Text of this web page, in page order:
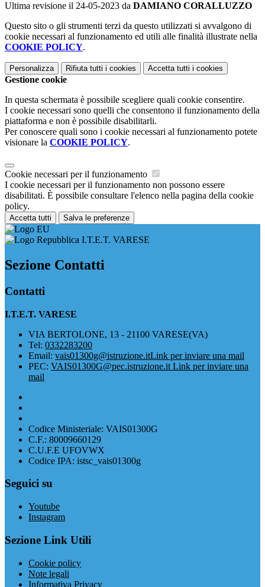
Ultima revisione il 24-05-2023 da DAMIANO CORALLUZZO
Questo sito o gli strumenti terzi da questo utilizzati si avvalgono di
cookie necessari al funzionamento ed utili alle finalità illustrate nella
COOKIE POLICY.
Personalizza Rifiuta tutti i cookies Accetta tutti i cookies
Gestione cookie
In questa schermata è possibile scegliere quali cookie consentire.
I cookie necessari sono quelli che consentono il funzionamento della
piattaforma e non è possibile disabilitarli.
Per conoscere quali sono i cookie necessari al funzionamento potete
visionare la COOKIE POLICY.
Cookie necessari per il funzionamento
I cookie necessari per il funzionamento non possono essere
disabilitati. È possibile consultare l'elenco nella pagina della cookie
policy.
Accetta tutti Salva le preferenze
I.T.E.T. VARESE
Sezione Contatti
Contatti
I.T.E.T. VARESE
VIA BERTOLONE, 13 - 21100 VARESE(VA)
Tel: 0332283200
Email: vais01300g@istruzione.itLink per inviare una mail
PEC: VAIS01300G@pec.istruzione.it Link per inviare una
mail
Codice Ministeriale: VAIS01300G
C.F.: 80009660129
C.U.F.E UFOVWX
Codice IPA: istsc_vais01300g
Seguici su
Youtube
Instagram
Sezione Link Utili
Cookie policy
Note legali
Informativa Privacy